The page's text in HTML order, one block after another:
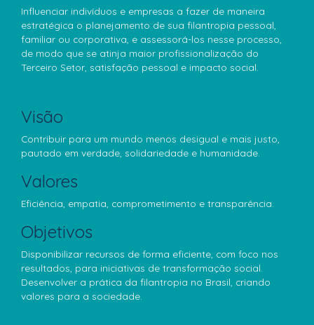
Influenciar indivíduos e empresas a fazer de maneira
estratégica o planejamento de sua filantropia pessoal,
familiar ou corporativa, e assessorá-los nesse processo,
de modo que se atinja maior profissionalização do
Terceiro Setor, satisfação pessoal e impacto social.
Visão
Contribuir para um mundo menos desigual e mais justo,
pautado em verdade, solidariedade e humanidade.
Valores
Eficiência, empatia, comprometimento e transparência.
Objetivos
Disponibilizar recursos de forma eficiente, com foco nos
resultados, para iniciativas de transformação social.
Desenvolver a prática da filantropia no Brasil, criando
valores para a sociedade.